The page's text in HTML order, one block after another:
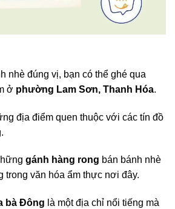
nhè đúng vị, bạn có thể ghé qua
ở phường Lam Sơn, Thanh Hóa.
địa điểm quen thuộc với các tín đồ
gánh hàng rong bán bánh nhè
trong văn hóa ẩm thực nơi đây.
bà Đông là một địa chỉ nổi tiếng mà